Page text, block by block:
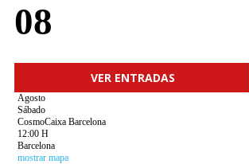
08
VER ENTRADAS
Agosto
Sábado
CosmoCaixa Barcelona
12:00 H
Barcelona
mostrar mapa